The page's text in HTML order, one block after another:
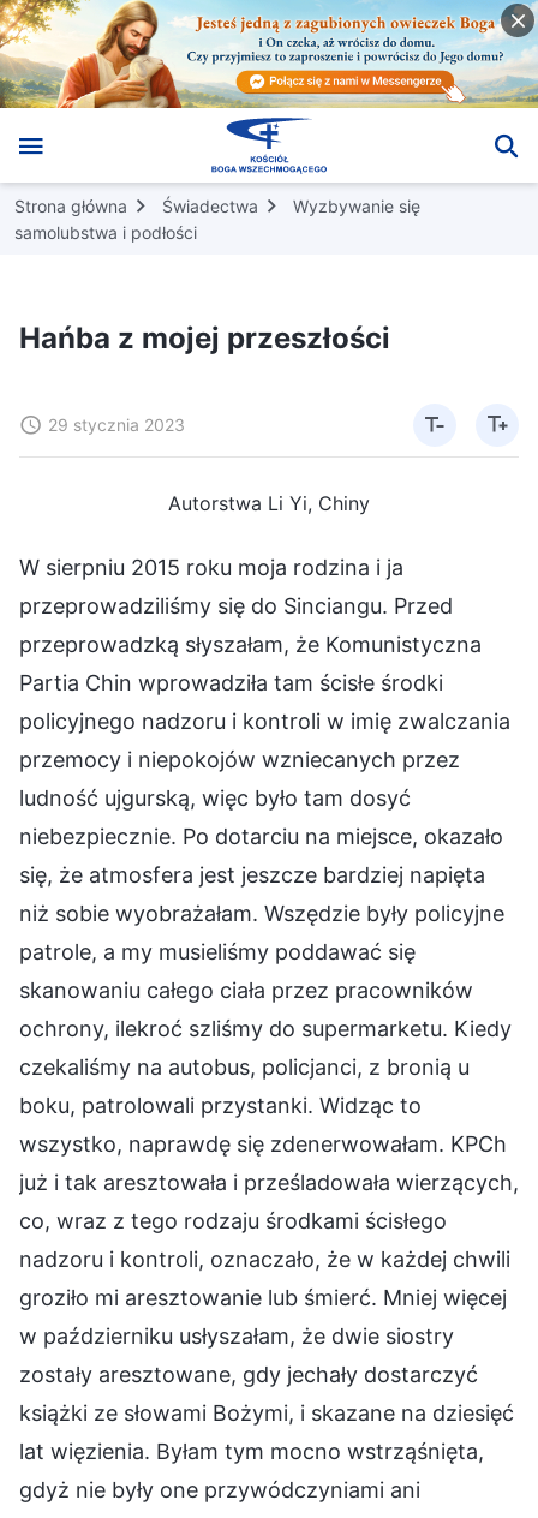
Strona główna Świadectwa
Wyzbywanie się
samolubstwa i podłości
Hańba z mojej przeszłości
29 stycznia 2023
Autorstwa Li Yi, Chiny
W sierpniu 2015 roku moja rodzina i ja
przeprowadziliśmy się do Sinciangu. Przed
przeprowadzką słyszałam, że Komunistyczna
Partia Chin wprowadziła tam ścisłe środki
policyjnego nadzoru i kontroli w imię zwalczania
przemocy i niepokojów wzniecanych przez
ludność ujgurską, więc było tam dosyć
niebezpiecznie. Po dotarciu na miejsce, okazało
się, że atmosfera jest jeszcze bardziej napięta
niż sobie wyobrażałam. Wszędzie były policyjne
patrole, a my musieliśmy poddawać się
skanowaniu całego ciała przez pracowników
ochrony, ilekroć szliśmy do supermarketu. Kiedy
czekaliśmy na autobus, policjanci, z bronią u
boku, patrolowali przystanki. Widząc to
wszystko, naprawdę się zdenerwowałam. KPCh
już i tak aresztowała i prześladowała wierzących,
co, wraz z tego rodzaju środkami ścisłego
nadzoru i kontroli, oznaczało, że w każdej chwili
groziło mi aresztowanie lub śmierć. Mniej więcej
w październiku usłyszałam, że dwie siostry
zostały aresztowane, gdy jechały dostarczyć
książki ze słowami Bożymi, i skazane na dziesięć
lat więzienia. Byłam tym mocno wstrząśnięta,
gdyż nie były one przywódczyniami ani